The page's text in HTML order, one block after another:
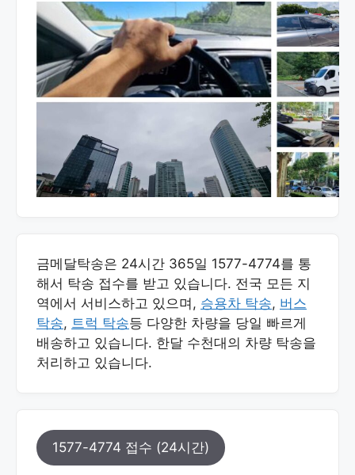
금메달탁송은 24시간 365일 1577-4774를 통
해서 탁송 접수를 받고 있습니다. 전국 모든 지
역에서 서비스하고 있으며, 승용차 탁송, 버스
탁송, 트럭 탁송등 다양한 차량을 당일 빠르게
배송하고 있습니다. 한달 수천대의 차량 탁송을
처리하고 있습니다.
1577-4774 접수 (24시간)